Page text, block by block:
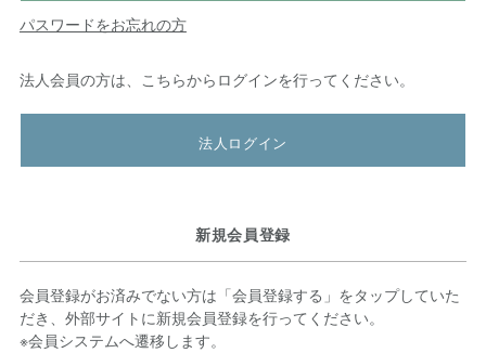
パスワードをお忘れの方
法人会員の方は、こちらからログインを行ってください。
法人ログイン
新規会員登録
会員登録がお済みでない方は「会員登録する」をタップしていた
だき、外部サイトに新規会員登録を行ってください。
※会員システムへ遷移します。